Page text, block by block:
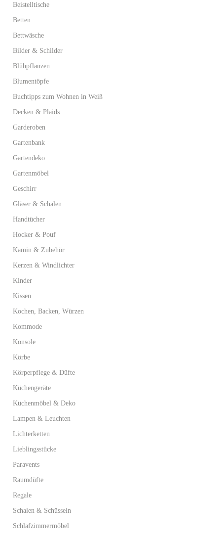
Beistelltische
Betten
Bettwäsche
Bilder & Schilder
Blühpflanzen
Blumentöpfe
Buchtipps zum Wohnen in Weiß
Decken & Plaids
Garderoben
Gartenbank
Gartendeko
Gartenmöbel
Geschirr
Gläser & Schalen
Handtücher
Hocker & Pouf
Kamin & Zubehör
Kerzen & Windlichter
Kinder
Kissen
Kochen, Backen, Würzen
Kommode
Konsole
Körbe
Körperpflege & Düfte
Küchengeräte
Küchenmöbel & Deko
Lampen & Leuchten
Lichterketten
Lieblingsstücke
Paravents
Raumdüfte
Regale
Schalen & Schüsseln
Schlafzimmermöbel